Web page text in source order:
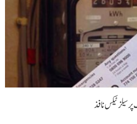
سیلز ٹیکس نافذ